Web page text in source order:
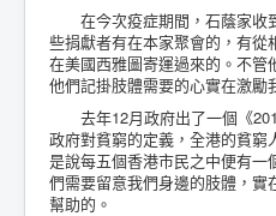
在今次疫症期間，石蔭家收
些捐獻者有在本家聚會的，有
在美國西雅圖寄運過來的。不管
他們記掛肢體需要的心實在激勵
去年12月政府出了一個《
政府對貧窮的定義，全港的貧窮
是說每五個香港市民之中便有
們需要留意我們身邊的肢體，實
幫助的。